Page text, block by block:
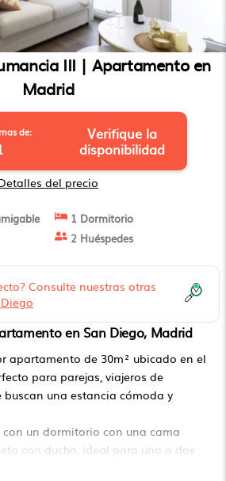
1/4
III | Apartamento en
Madrid
de:
Verifique la
disponibilidad
del precio
1 Dormitorio
2 Huéspedes
Consulte nuestras otras
en San Diego, Madrid
apartamento de 30m² ubicado en el
para parejas, viajeros de
una estancia cómoda y
un dormitorio con una cama
con ducha, ideal para una o dos
acondicionado y calefacción por